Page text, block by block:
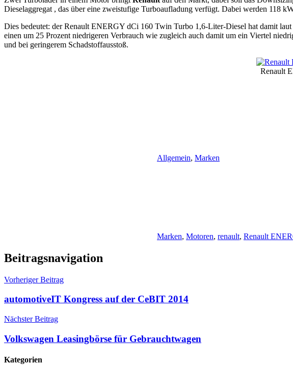
Dieselaggregat , das über eine zweistufige Turboaufladung verfügt. Dabei werden 118
Dies bedeutet: der Renault ENERGY dCi 160 Twin Turbo 1,6-Liter-Diesel hat damit
einen um 25 Prozent niedrigeren Verbrauch wie zugleich auch damit um ein Viertel
und bei geringerem Schadstoffausstoß.
Renault
Allgemein, Marken
Marken, Motoren, renault, Renault
Beitragsnavigation
Vorheriger Beitrag
automotiveIT Kongress auf der CeBIT 2014
Nächster Beitrag
Volkswagen Leasingbörse für Gebrauchtwagen
Kategorien